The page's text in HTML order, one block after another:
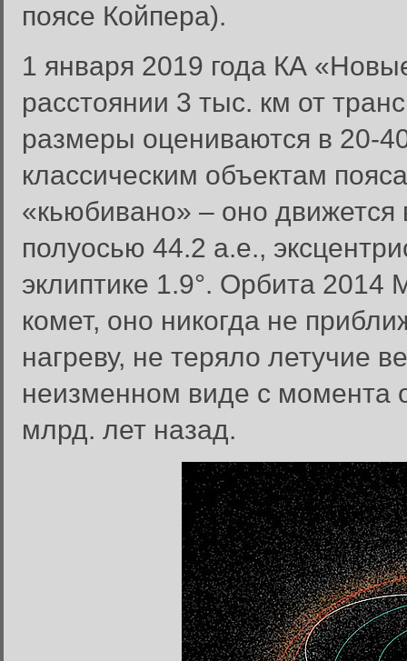
поясе Койпера).
1 января 2019 года КА
расстоянии 3 тыс. км от
размеры оцениваются в 20-
классическим объектам
«кьюбивано» – оно
полуосью 44.2 а.е.,
эклиптике 1.9°. Орбита 2014
комет, оно никогда не
нагреву, не теряло летучие
неизменном виде с момента
млрд. лет назад.